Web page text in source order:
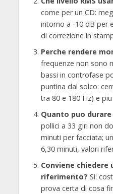
come per un CD:
intorno a -10 dB per
di correzione in
Perche rendere
frequenze non sono
bassi in controfase
puntina dal solco:
tra 80 e 180 Hz) e
Quanto puo
pollici a 33 giri non
minuti per facciata;
6,30 minuti, valori
Conviene chiedere
riferimento? Si:
prova certa di cosa